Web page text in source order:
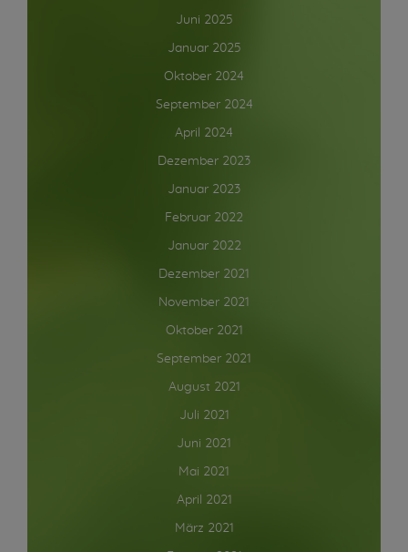
Juni 2025
Januar 2025
Oktober 2024
September 2024
April 2024
Dezember 2023
Januar 2023
Februar 2022
Januar 2022
Dezember 2021
November 2021
Oktober 2021
September 2021
August 2021
Juli 2021
Juni 2021
Mai 2021
April 2021
März 2021